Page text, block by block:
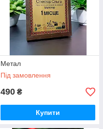
Метал
Під замовлення
490 ₴
Купити